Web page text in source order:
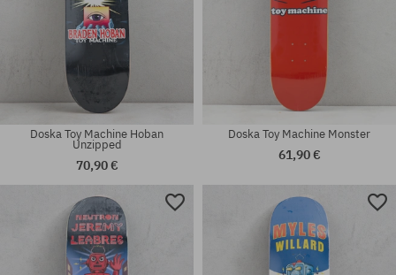
Doska Toy Machine Hoban
Unzipped
70,90 €
Doska Toy Machine Monster
61,90 €